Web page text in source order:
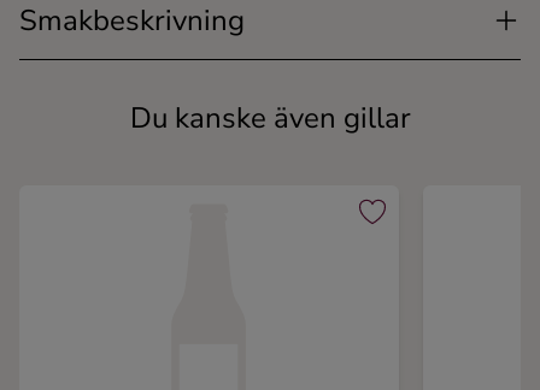
Smakbeskrivning
Du kanske även gillar